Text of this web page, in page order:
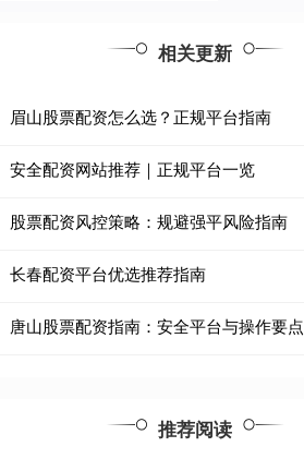
相关更新
眉山股票配资怎么选？正规平台指南
安全配资网站推荐｜正规平台一览
股票配资风控策略：规避强平风险指南
长春配资平台优选推荐指南
唐山股票配资指南：安全平台与操作要点
推荐阅读